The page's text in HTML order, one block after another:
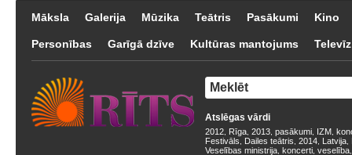
Māksla Galerija Mūzika Teātris Pasākumi Kino
Personības Garīgā dzīve Kultūras mantojums
Atslēgas vārdi
2012 Rīga 2013 pasākumi IZM
Festivāls
Dailes teātris 2014 Latvija
Veselības ministrija koncerti veselība